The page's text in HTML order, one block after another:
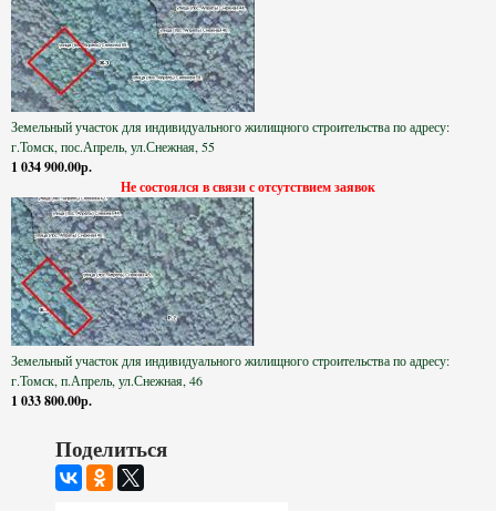
Земельный участок для индивидуального жилищного строительства по адресу:
г.Томск, пос.Апрель, ул.Снежная, 55
1 034 900.00р.
Не состоялся в связи с отсутствием заявок
Земельный участок для индивидуального жилищного строительства по адресу:
г.Томск, п.Апрель, ул.Снежная, 46
1 033 800.00р.
Поделиться